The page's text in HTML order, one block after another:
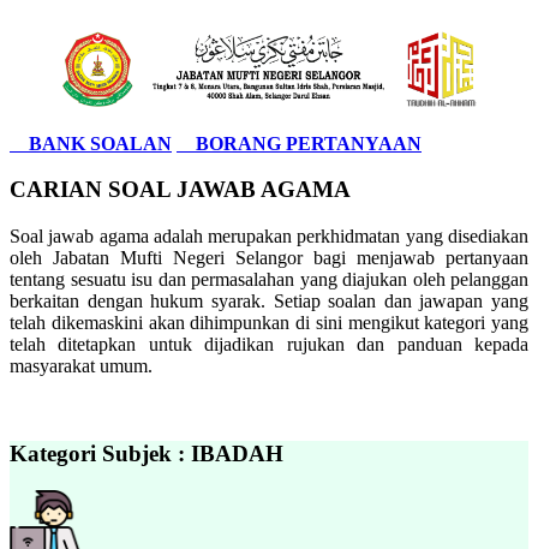
BANK SOALAN BORANG PERTANYAAN
CARIAN SOAL JAWAB AGAMA
Soal jawab agama adalah merupakan perkhidmatan yang disediakan
oleh Jabatan Mufti Negeri Selangor bagi menjawab pertanyaan
tentang sesuatu isu dan permasalahan yang diajukan oleh pelanggan
berkaitan dengan hukum syarak. Setiap soalan dan jawapan yang
telah dikemaskini akan dihimpunkan di sini mengikut kategori yang
telah ditetapkan untuk dijadikan rujukan dan panduan kepada
masyarakat umum.
Kategori Subjek : IBADAH